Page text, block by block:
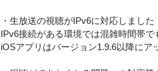
・生放送の視聴がIPv6に対応しました
IPv6接続がある環境では混雑時間帯
iOSアプリはバージョン1.9.6以降に